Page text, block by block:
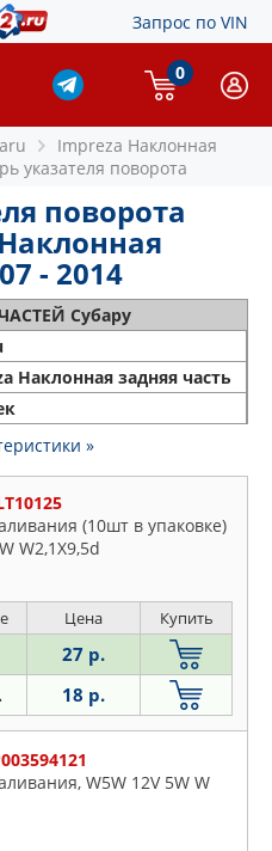
Запрос по VIN
0
Impreza Наклонная
указателя поворота
поворота
- 2014
Субару
Наклонная задняя часть
»
(10шт в упаковке)
W2,1X9,5d
Цена Купить
27 р.
18 р.
W5W 12V 5W W